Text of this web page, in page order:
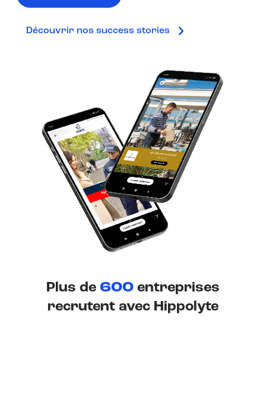
Découvrir nos success stories
Plus de 600 entreprises
recrutent avec Hippolyte